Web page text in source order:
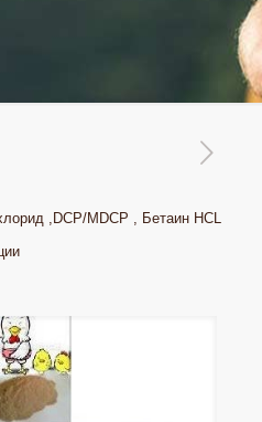
,DCP/MDCP , Бетаин HCL